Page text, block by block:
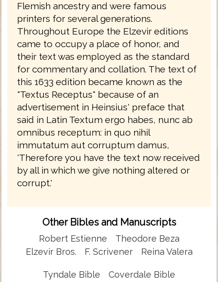
Flemish ancestry and were famous
printers for several generations.
Throughout Europe the Elzevir editions
came to occupy a place of honor, and
their text was employed as the standard
for commentary and collation. The text of
this 1633 edition became known as the
"Textus Receptus" because of an
advertisement in Heinsius' preface that
said in Latin Textum ergo habes, nunc ab
omnibus receptum: in quo nihil
immutatum aut corruptum damus,
'Therefore you have the text now received
by all in which we give nothing altered or
corrupt.'
Other Bibles and Manuscripts
Robert Estienne
Theodore Beza
Elzevir Bros.
F. Scrivener Reina Valera
Tyndale Bible
Coverdale Bible